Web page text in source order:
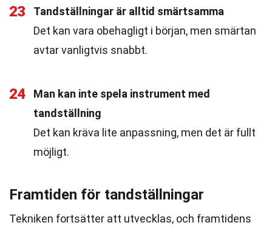
23
Tandställningar är alltid smärtsamma
Det kan vara obehagligt i början, men smärtan
avtar vanligtvis snabbt.
24
Man kan inte spela instrument med
tandställning
Det kan kräva lite anpassning, men det är fullt
möjligt.
Framtiden för tandställningar
Tekniken fortsätter att utvecklas, och framtidens